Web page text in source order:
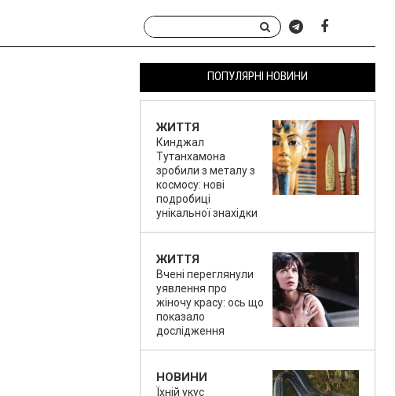
ПОПУЛЯРНІ НОВИНИ
ЖИТТЯ
Кинджал
Тутанхамона
зробили з металу з
космосу: нові
подробиці
унікальної знахідки
ЖИТТЯ
Вчені переглянули
уявлення про
жіночу красу: ось що
показало
дослідження
НОВИНИ
Їхній укус